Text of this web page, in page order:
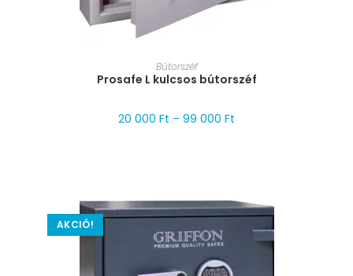
MÉRET VÁLASZTÁSA
Bútorszéf
Prosafe L kulcsos bútorszéf
20 000 Ft – 99 000 Ft
AKCIÓ!